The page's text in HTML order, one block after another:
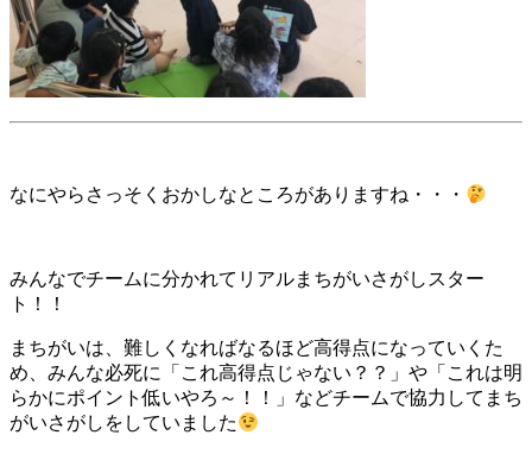
なにやらさっそくおかしなところがありますね・・・
みんなでチームに分かれてリアルまちがいさがしスター
ト！！
まちがいは、難しくなればなるほど高得点になっていくた
め、みんな必死に「これ高得点じゃない？？」や「これは明
らかにポイント低いやろ～！！」などチームで協力してまち
がいさがしをしていました